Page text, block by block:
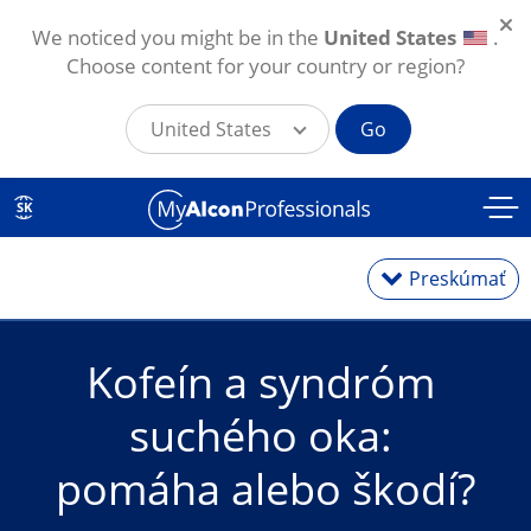
Skočiť na hlavný obsah
SK
Preskúmať
Zdravie očí
Články a novinky
Kofeín a syndróm
suchého oka:
pomáha alebo škodí?
We noticed you might be in the United States
.
Choose content for your country or region?
United States Go